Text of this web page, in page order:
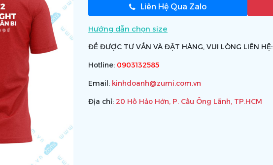
Liên Hệ Qua Zalo
Hướng dẫn chọn size
ĐỂ ĐƯỢC TƯ VẤN VÀ ĐẶT HÀNG, VUI LÒNG LIÊN HỆ:
Hotline: 0903132585
Email: kinhdoanh@zumi.com.vn
Địa chỉ: 20 Hồ Hảo Hớn, P. Cầu Ông Lãnh, TP.HCM